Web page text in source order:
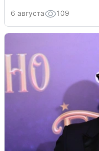
6 августа 109